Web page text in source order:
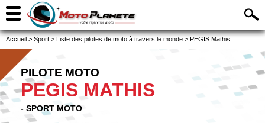
Accueil > Sport > Liste des pilotes de moto à travers le monde > PEGIS Mathis
PILOTE MOTO
PEGIS MATHIS
- SPORT MOTO